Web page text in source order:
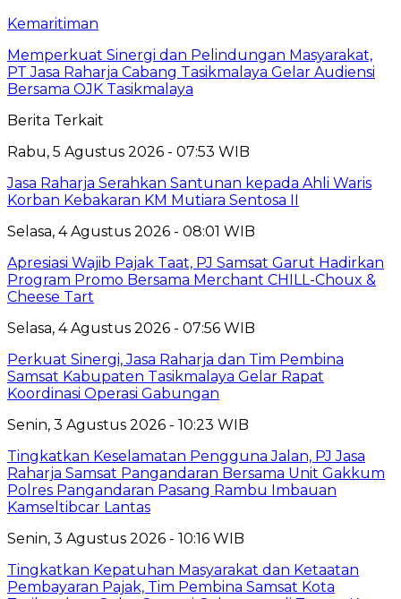
Kemaritiman
Memperkuat Sinergi dan Pelindungan Masyarakat,
PT Jasa Raharja Cabang Tasikmalaya Gelar Audiensi
Bersama OJK Tasikmalaya
Berita Terkait
Rabu, 5 Agustus 2026 - 07:53 WIB
Jasa Raharja Serahkan Santunan kepada Ahli Waris
Korban Kebakaran KM Mutiara Sentosa II
Selasa, 4 Agustus 2026 - 08:01 WIB
Apresiasi Wajib Pajak Taat, PJ Samsat Garut Hadirkan
Program Promo Bersama Merchant CHILL-Choux &
Cheese Tart
Selasa, 4 Agustus 2026 - 07:56 WIB
Perkuat Sinergi, Jasa Raharja dan Tim Pembina
Samsat Kabupaten Tasikmalaya Gelar Rapat
Koordinasi Operasi Gabungan
Senin, 3 Agustus 2026 - 10:23 WIB
Tingkatkan Keselamatan Pengguna Jalan, PJ Jasa
Raharja Samsat Pangandaran Bersama Unit Gakkum
Polres Pangandaran Pasang Rambu Imbauan
Kamseltibcar Lantas
Senin, 3 Agustus 2026 - 10:16 WIB
Tingkatkan Kepatuhan Masyarakat dan Ketaatan
Pembayaran Pajak, Tim Pembina Samsat Kota